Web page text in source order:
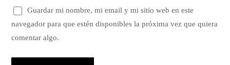
Guardar mi nombre, mi email y mi sitio web en este
navegador para que estén disponibles la próxima vez que quiera
comentar algo.